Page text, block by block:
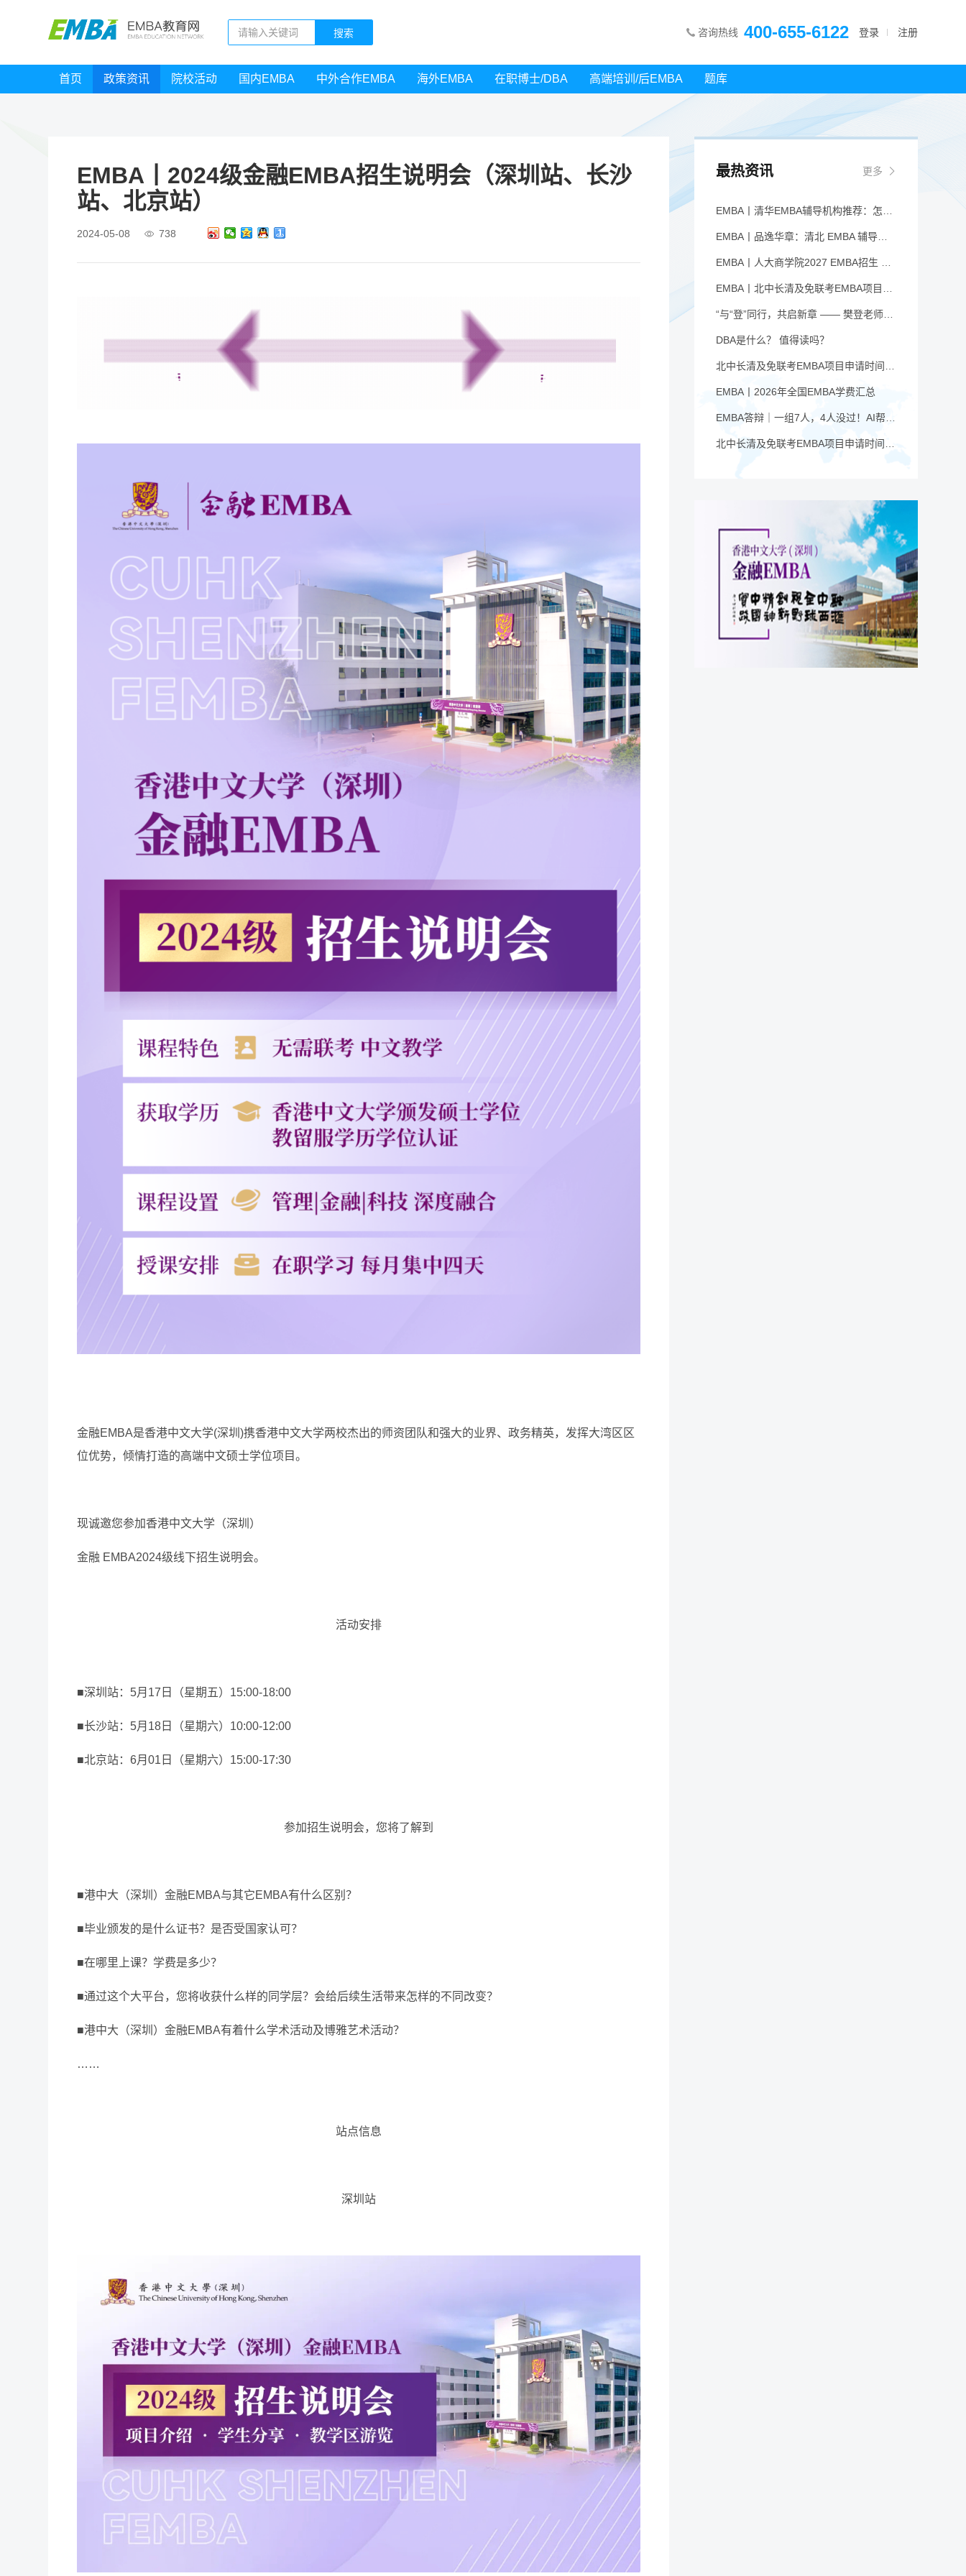
咨询热线 400-655-6122 登录 注册
首页 政策资讯 院校活动 国内EMBA 中外合作EMBA 海外EMBA 在职博士/DBA 高端培训/后EMBA 题库
EMBA丨2024级金融EMBA招生说明会（深圳站、长沙
站、北京站）
2024-05-08 738
金融EMBA是香港中文大学(深圳)携香港中文大学两校杰出的师资团队和强大的业界、政务精英，发挥大湾区区
位优势，倾情打造的高端中文硕士学位项目。
现诚邀您参加香港中文大学（深圳）
金融 EMBA2024级线下招生说明会。
活动安排
■深圳站：5月17日（星期五）15:00-18:00
■长沙站：5月18日（星期六）10:00-12:00
■北京站：6月01日（星期六）15:00-17:30
参加招生说明会，您将了解到
■港中大（深圳）金融EMBA与其它EMBA有什么区别？
■毕业颁发的是什么证书？是否受国家认可？
■在哪里上课？学费是多少？
■通过这个大平台，您将收获什么样的同学层？会给后续生活带来怎样的不同改变？
■港中大（深圳）金融EMBA有着什么学术活动及博雅艺术活动？
……
站点信息
深圳站
最热资讯 更多
EMBA丨品逸华章：清北 EMBA 辅导的学院派实力全景
“与“登”同行，共启新章 —— 樊登老师与品逸华章团队新年聚会
DBA是什么？ 值得读吗？
EMBA丨2026年全国EMBA学费汇总